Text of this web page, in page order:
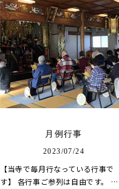
月例行事
2023/07/24
【当寺で毎月行なっている行事で
す】 各行事ご参列は自由です。 …